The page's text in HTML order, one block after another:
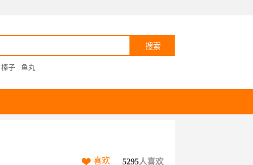
榛子 鱼丸
喜欢 5295人喜欢